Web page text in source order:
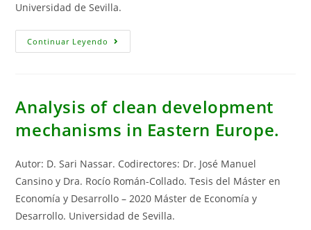
Universidad de Sevilla.
Continuar Leyendo Análisis
Espacio-
Energía
Eléctrica
Los
Sectores
(2000-
2016).
Analysis of clean development
mechanisms in Eastern Europe.
Autor: D. Sari Nassar. Codirectores: Dr. José Manuel
Cansino y Dra. Rocío Román-Collado. Tesis del Máster en
Economía y Desarrollo – 2020 Máster de Economía y
Desarrollo. Universidad de Sevilla.